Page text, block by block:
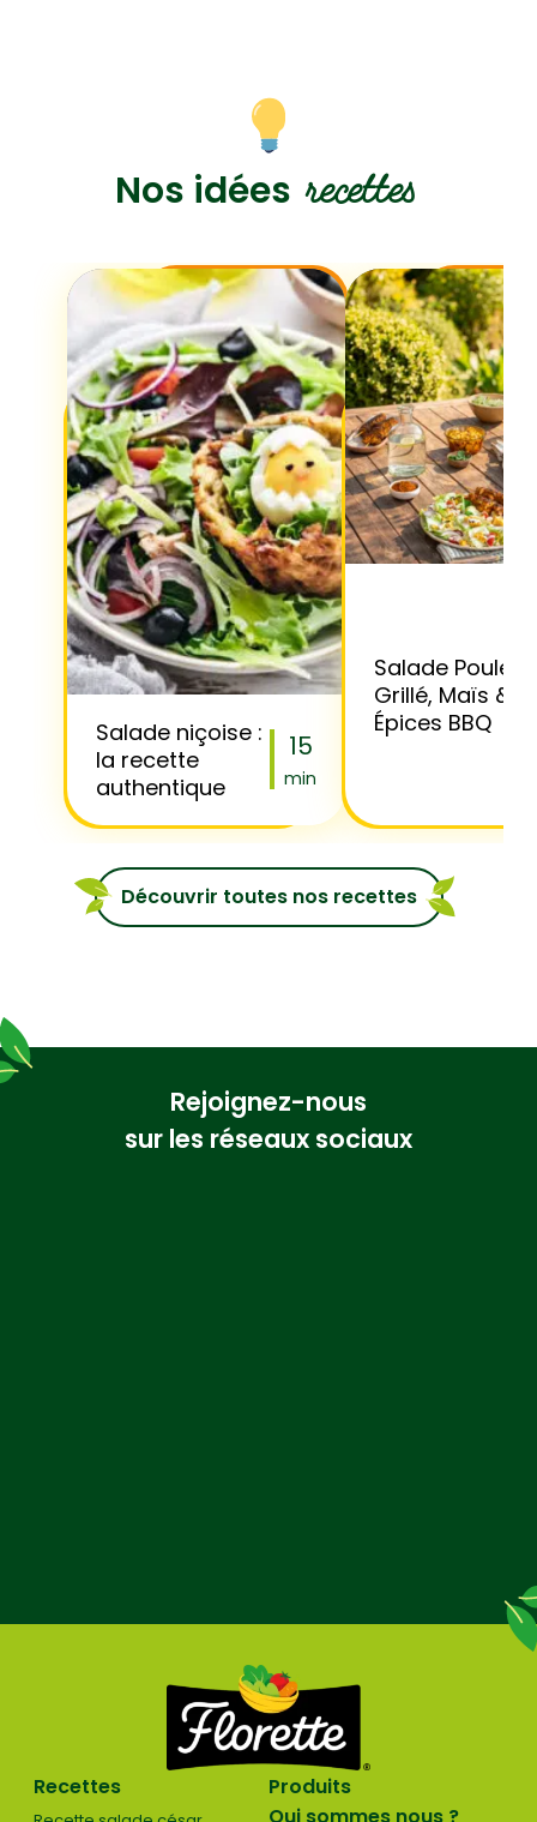
Nos idées recettes
Salade niçoise :
la recette
authentique
15
min
Salade Poulet
Grillé, Maïs &
Épices BBQ
Découvrir toutes nos recettes
Rejoignez-nous
sur les réseaux sociaux
Recettes
Produits